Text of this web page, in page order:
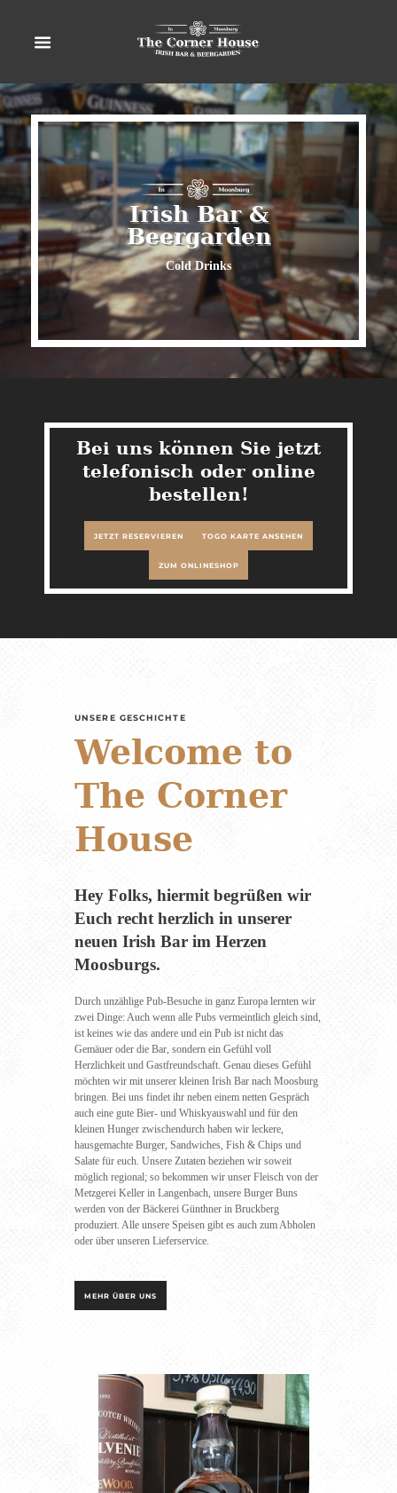
Irish Bar &
Beergarden
Cold Drinks
Bei uns können Sie jetzt
telefonisch oder online
bestellen!
JETZT RESERVIEREN TOGO KARTE ANSEHEN
ZUM ONLINESHOP
UNSERE GESCHICHTE
Welcome to
The Corner
House
Hey Folks, hiermit begrüßen wir
Euch recht herzlich in unserer
neuen Irish Bar im Herzen
Moosburgs.
Durch unzählige Pub-Besuche in ganz Europa lernten wir
zwei Dinge: Auch wenn alle Pubs vermeintlich gleich sind,
ist keines wie das andere und ein Pub ist nicht das
Gemäuer oder die Bar, sondern ein Gefühl voll
Herzlichkeit und Gastfreundschaft. Genau dieses Gefühl
möchten wir mit unserer kleinen Irish Bar nach Moosburg
bringen. Bei uns findet ihr neben einem netten Gespräch
auch eine gute Bier- und Whiskyauswahl und für den
kleinen Hunger zwischendurch haben wir leckere,
hausgemachte Burger, Sandwiches, Fish & Chips und
Salate für euch. Unsere Zutaten beziehen wir soweit
möglich regional; so bekommen wir unser Fleisch von der
Metzgerei Keller in Langenbach, unsere Burger Buns
werden von der Bäckerei Günthner in Bruckberg
produziert. Alle unsere Speisen gibt es auch zum Abholen
oder über unseren Lieferservice.
MEHR ÜBER UNS